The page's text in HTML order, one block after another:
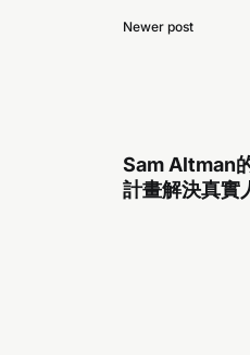
Newer post
Sam Altman
計畫解決真實